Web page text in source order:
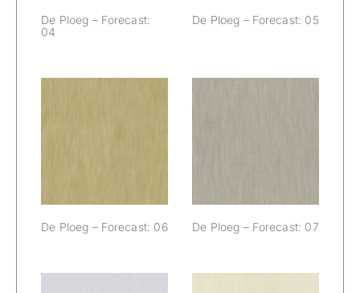
De Ploeg – Forecast:
04
De Ploeg – Forecast: 05
De Ploeg – Forecast: 06 De Ploeg – Forecast: 07